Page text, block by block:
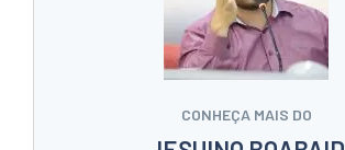
CONHEÇA MAIS DO